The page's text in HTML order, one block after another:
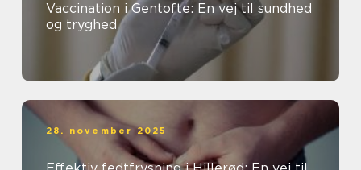
Vaccination i Gentofte: En vej til sundhed
og tryghed
28. november 2025